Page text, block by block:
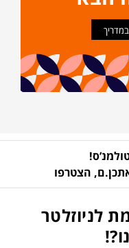
הצטרפו
לניוזלטר